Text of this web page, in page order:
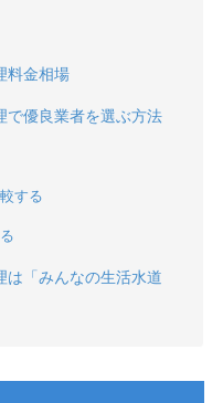
料金相場
で優良業者を選ぶ方法
する
「みんなの生活水道